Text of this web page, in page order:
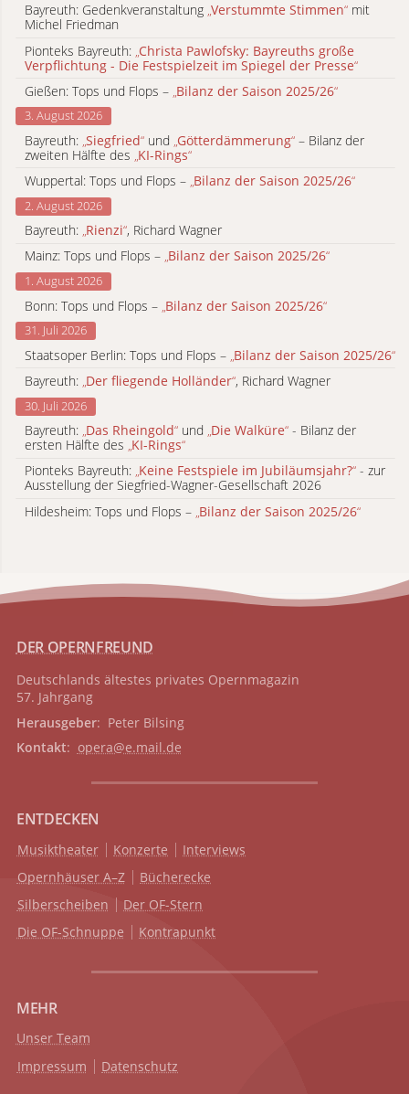
Bayreuth: Gedenkveranstaltung „Verstummte Stimmen“ mit
Michel Friedman
Pionteks Bayreuth: Christa Pawlofsky: Bayreuths große
Verpflichtung - Die Festspielzeit im Spiegel der Presse“
Gießen: Tops und Flops – Bilanz der Saison 2025/26“
3. August 2026
Bayreuth: „Siegfried“ und „Götterdämmerung“ – Bilanz der
zweiten Hälfte des „KI-Rings“
Wuppertal: Tops und Flops – „Bilanz der Saison 2025/26“
2. August 2026
Bayreuth: „Rienzi“, Richard Wagner
Mainz: Tops und Flops – „Bilanz der Saison 2025/26“
1. August 2026
Bonn: Tops und Flops – Bilanz der Saison 2025/26“
31. Juli 2026
Staatsoper Berlin: Tops und Flops – „Bilanz der Saison 2025/26“
Bayreuth: „Der fliegende Holländer“, Richard Wagner
30. Juli 2026
Bayreuth: „Das Rheingold“ und „Die Walküre“ - Bilanz der
ersten Hälfte des „KI-Rings“
Pionteks Bayreuth: „Keine Festspiele im Jubiläumsjahr?“ - zur
Ausstellung der Siegfried-Wagner-Gesellschaft 2026
Hildesheim: Tops und Flops – Bilanz der Saison 2025/26“
DER OPERNFREUND
Deutschlands ältestes privates Opernmagazin
57. Jahrgang
Herausgeber: Peter Bilsing
Kontakt: opera@e.mail.de
ENTDECKEN
Musiktheater Konzerte
Interviews
Opernhäuser A–Z
Bücherecke
Silberscheiben
Der OF-Stern
Die OF-Schnuppe
Kontrapunkt
MEHR
Unser Team
Impressum
Datenschutz